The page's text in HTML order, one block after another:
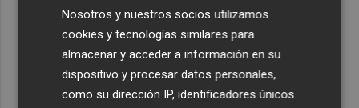
Nosotros y nuestros socios utilizamos
cookies y tecnologías similares para
almacenar y acceder a información en su
dispositivo y procesar datos personales,
como su dirección IP, identificadores únicos